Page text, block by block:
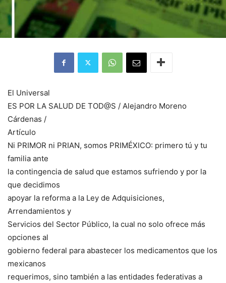
El Universal
ES POR LA SALUD DE TOD@S / Alejandro Moreno
Cárdenas /
Artículo
Ni PRIMOR ni PRIAN, somos PRIMÉXICO: primero tú y tu
familia ante
la contingencia de salud que estamos sufriendo y por la
que decidimos
apoyar la reforma a la Ley de Adquisiciones,
Arrendamientos y
Servicios del Sector Público, la cual no solo ofrece más
opciones al
gobierno federal para abastecer los medicamentos que los
mexicanos
requerimos, sino también a las entidades federativas a